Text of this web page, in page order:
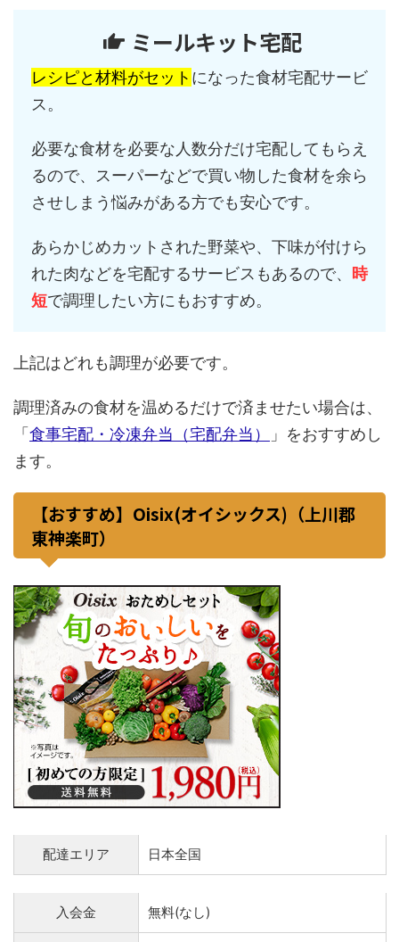
ミールキット宅配
レシピと材料がセット になった食材宅配サービ
ス。
必要な食材を必要な人数分だけ宅配してもらえ
るので、スーパーなどで買い物した食材を余ら
させしまう悩みがある方でも安心です。
あらかじめカットされた野菜や、下味が付けら
れた肉などを宅配するサービスもあるので、
時
短で調理したい方にもおすすめ。
上記はどれも調理が必要です。
調理済みの食材を温めるだけで済ませたい場合は、
「 食事宅配・冷凍弁当（宅配弁当）
」をおすすめし
ます。
【おすすめ】Oisix(オイシックス)（上川郡
東神楽町）
配達エリア 日本全国
入会金 無料(なし)